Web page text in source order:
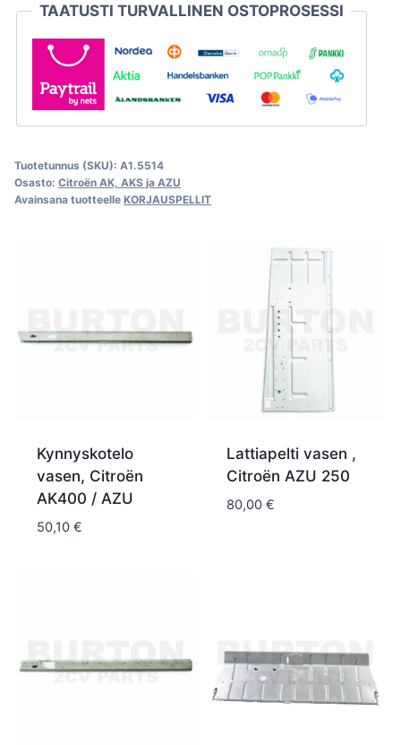
AZU
250
määrä
TAATUSTI TURVALLINEN OSTOPROSESSI
Tuotetunnus (SKU): A1.5514
Osasto: Citroën AK, AKS ja AZU
Avainsana tuotteelle KORJAUSPELLIT
Kynnyskotelo
vasen, Citroën
AK400 / AZU
50,10 €
Lattiapelti vasen ,
Citroën AZU 250
80,00 €